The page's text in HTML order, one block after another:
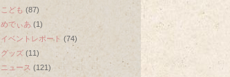
こども (87)
めでぃあ (1)
イベントレポート (74)
グッズ (11)
ニュース (121)